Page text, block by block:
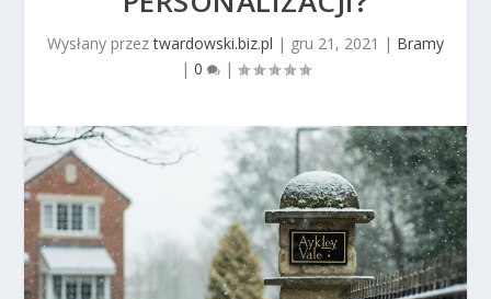
Wysłany przeztwardowski.biz.pl | gru 21, 2021 | Bramy
| 0 |